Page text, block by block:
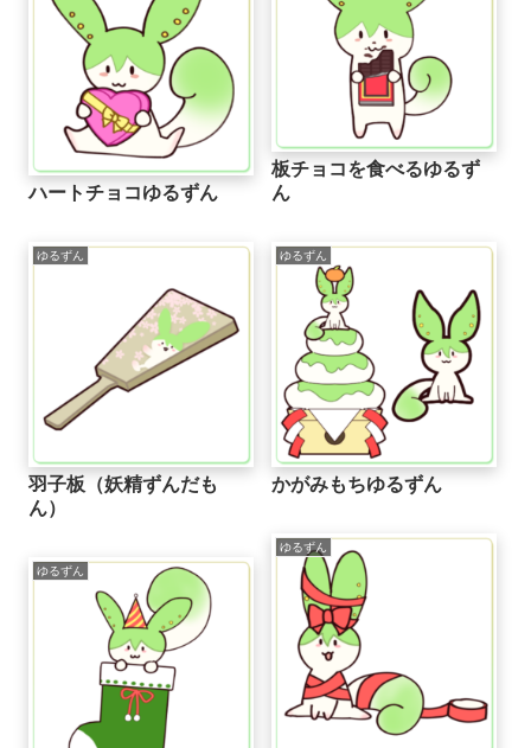
板チョコを食べるゆるず
ん
ハートチョコゆるずん
ゆるずん
羽子板（妖精ずんだも
ん）
ゆるずん
かがみもちゆるずん
ゆるずん
ゆるずん